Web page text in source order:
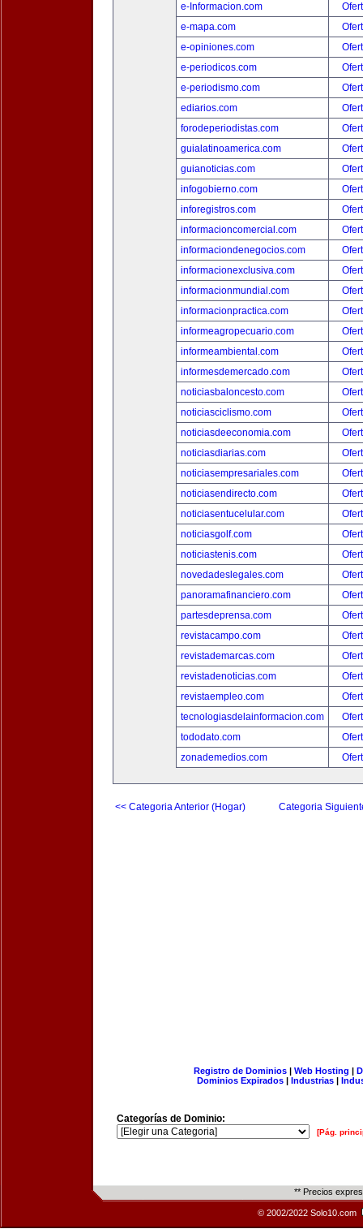
e-Informacion.com
e-mapa.com
e-opiniones.com
e-periodicos.com
e-periodismo.com
ediarios.com
forodeperiodistas.com
guialatinoamerica.com
guianoticias.com
infogobierno.com
inforegistros.com
informacioncomercial.com
informaciondenegocios.com
informacionexclusiva.com
informacionmundial.com
informacionpractica.com
informeagropecuario.com
informeambiental.com
informesdemercado.com
noticiasbaloncesto.com
noticiasciclismo.com
noticiasdeeconomia.com
noticiasdiarias.com
noticiasempresariales.com
noticiasendirecto.com
noticiasentucelular.com
noticiasgolf.com
noticiastenis.com
novedadeslegales.com
panoramafinanciero.com
partesdeprensa.com
revistacampo.com
revistademarcas.com
revistadenoticias.com
revistaempleo.com
tecnologiasdelainformacion.com
tododato.com
zonademedios.com
<< Categoria Anterior (Hogar) Categoria
Registro de Dominios| Web Hosting |
Dominios Expirados | Industrias |
Categorías de Dominio:
[Pág.
** Precios
© 2002/2022 Solo10.com